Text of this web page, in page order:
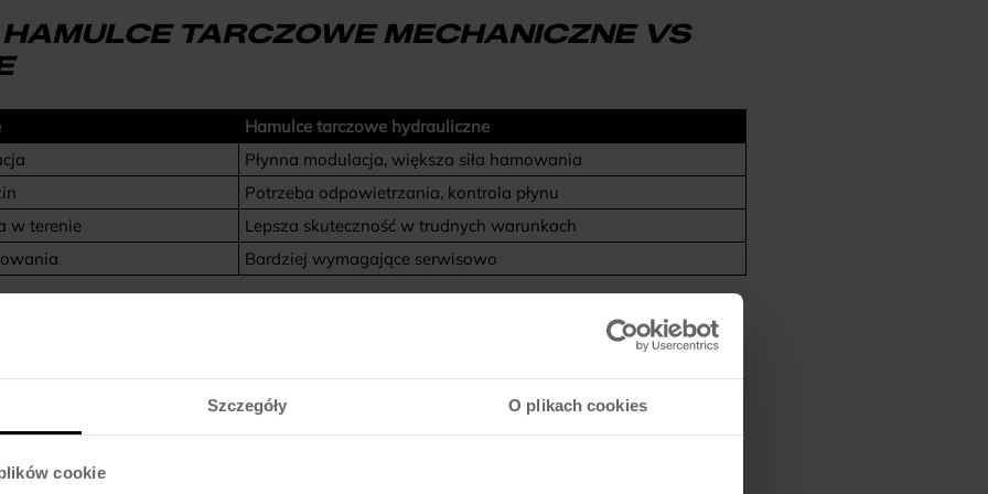
Szczegóły O plikach cookies
cookie
TARCZOWE MECHANICZNE VS
Hamulce tarczowe hydrauliczne
Płynna modulacja, większa siła hamowania
Potrzeba odpowietrzania, kontrola płynu
w terenie
Lepsza skuteczność w trudnych warunkach
Bardziej wymagające serwisowo
HAMULEC ROWEROWY? MINI-
w Twoim rowerze lub jakie można zamontować (warto zajrzeć do specyfikacji ramy